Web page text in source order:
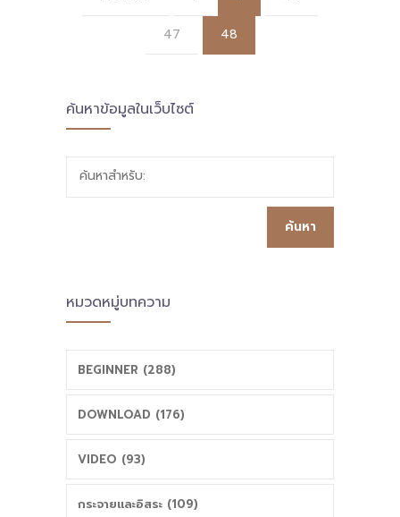
47 48
ค้นหาข้อมูลในเว็บไซต์
ค้นหาสำหรับ:
หมวดหมู่บทความ
BEGINNER (288)
DOWNLOAD (176)
VIDEO (93)
กระจายและอิสระ (109)